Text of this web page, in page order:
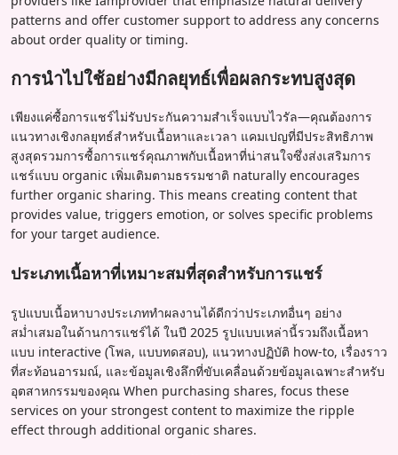
patterns and offer customer support to address any concerns
about order quality or timing.
การนำไปใช้อย่างมีกลยุทธ์เพื่อผลกระทบสูงสุด
เพียงแค่ซื้อการแชร์ไม่รับประกันความสำเร็จแบบไวรัล—คุณต้องการ
แนวทางเชิงกลยุทธ์สำหรับเนื้อหาและเวลา แคมเปญที่มีประสิทธิภาพ
สูงสุดรวมการซื้อการแชร์คุณภาพกับเนื้อหาที่น่าสนใจซึ่งส่งเสริมการ
แชร์แบบ organic เพิ่มเติมตามธรรมชาติ naturally encourages
further organic sharing. This means creating content that
provides value, triggers emotion, or solves specific problems
for your target audience.
ประเภทเนื้อหาที่เหมาะสมที่สุดสำหรับการแชร์
รูปแบบเนื้อหาบางประเภททำผลงานได้ดีกว่าประเภทอื่นๆ อย่าง
สม่ำเสมอในด้านการแชร์ได้ ในปี 2025 รูปแบบเหล่านี้รวมถึงเนื้อหา
แบบ interactive (โพล, แบบทดสอบ), แนวทางปฏิบัติ how-to, เรื่องราว
ที่สะท้อนอารมณ์, และข้อมูลเชิงลึกที่ขับเคลื่อนด้วยข้อมูลเฉพาะสำหรับ
อุตสาหกรรมของคุณ When purchasing shares, focus these
services on your strongest content to maximize the ripple
effect through additional organic shares.